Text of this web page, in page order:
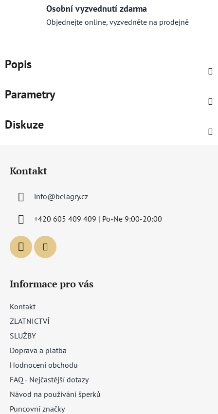
Osobní vyzvednutí zdarma
Objednejte online, vyzvedněte na prodejně
Popis
Parametry
Diskuze
Kontakt
info@belagry.cz
+420 605 409 409 | Po-Ne 9:00-20:00
Informace pro vás
Kontakt
ZLATNICTVÍ
SLUŽBY
Doprava a platba
Hodnocení obchodu
FAQ - Nejčastější dotazy
Návod na používání šperků
Puncovní značky